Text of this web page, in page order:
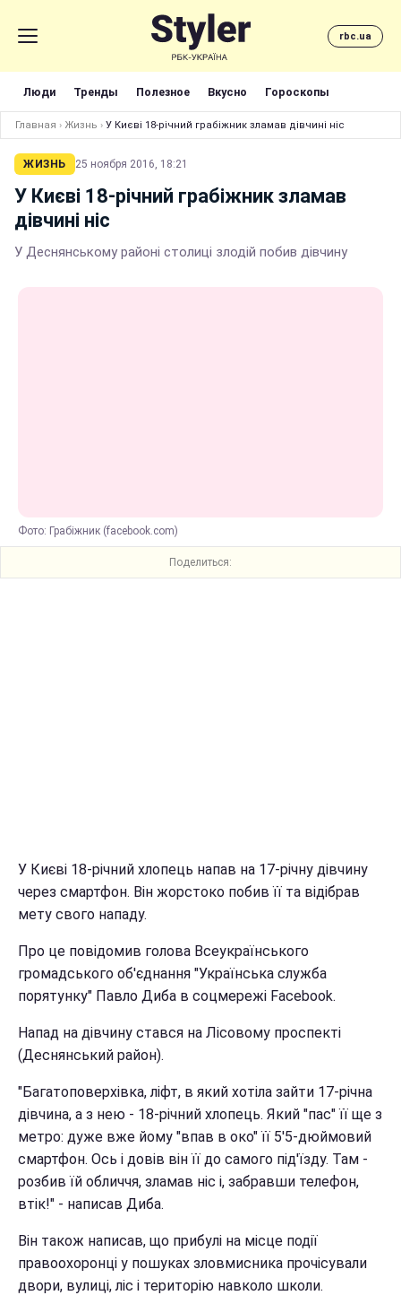
rbc.ua
Люди Тренды Полезное Вкусно Гороскопы
Главная › Жизнь › У Києві 18-річний грабіжник зламав дівчині ніс
ЖИЗНЬ 25 ноября 2016, 18:21
У Києві 18-річний грабіжник зламав
дівчині ніс
У Деснянському районі столиці злодій побив дівчину
Фото: Грабіжник (facebook.com)
Поделиться:
У Києві 18-річний хлопець напав на 17-річну дівчину
через смартфон. Він жорстоко побив її та відібрав
мету свого нападу.
Про це повідомив голова Всеукраїнського
громадського об'єднання "Українська служба
порятунку" Павло Диба в соцмережі Facebook.
Напад на дівчину стався на Лісовому проспекті
(Деснянський район).
"Багатоповерхівка, ліфт, в який хотіла зайти 17-річна
дівчина, а з нею - 18-річний хлопець. Який "пас" її ще з
метро: дуже вже йому "впав в око" її 5'5-дюймовий
смартфон. Ось і довів він її до самого під'їзду. Там -
розбив їй обличчя, зламав ніс і, забравши телефон,
втік!" - написав Диба.
Він також написав, що прибулі на місце події
правоохоронці у пошуках зловмисника прочісували
двори, вулиці, ліс і територію навколо школи.